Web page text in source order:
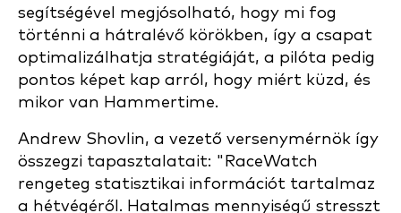
segítségével megjósolható, hogy mi fog
történni a hátralévő körökben, így a csapat
optimalizálhatja stratégiáját, a pilóta pedig
pontos képet kap arról, hogy miért küzd, és
mikor van Hammertime.
Andrew Shovlin, a vezető versenymérnök így
összegzi tapasztalatait: "RaceWatch
rengeteg statisztikai információt tartalmaz
a hétvégéről. Hatalmas mennyiségű stresszt